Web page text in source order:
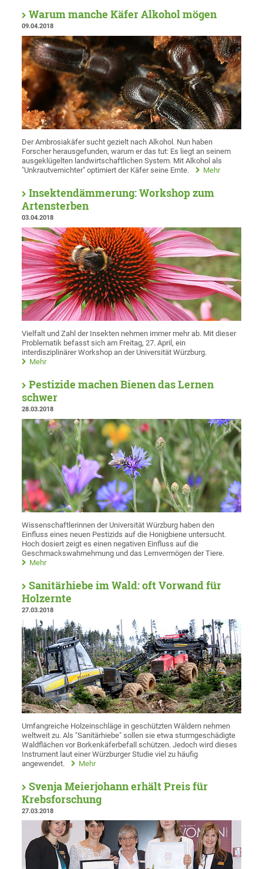
Warum manche Käfer Alkohol mögen
09.04.2018
Der Ambrosiakäfer sucht gezielt nach Alkohol. Nun haben
Forscher herausgefunden, warum er das tut: Es liegt an seinem
ausgeklügelten landwirtschaftlichen System. Mit Alkohol als
"Unkrautvernichter" optimiert der Käfer seine Ernte.
Mehr
Insektendämmerung: Workshop zum
Artensterben
03.04.2018
Vielfalt und Zahl der Insekten nehmen immer mehr ab. Mit dieser
Problematik befasst sich am Freitag, 27. April, ein
interdisziplinärer Workshop an der Universität Würzburg.
Mehr
Pestizide machen Bienen das Lernen
schwer
28.03.2018
Wissenschaftlerinnen der Universität Würzburg haben den
Einfluss eines neuen Pestizids auf die Honigbiene untersucht.
Hoch dosiert zeigt es einen negativen Einfluss auf die
Geschmackswahrnehmung und das Lernvermögen der Tiere.
Mehr
Sanitärhiebe im Wald: oft Vorwand für
Holzernte
27.03.2018
Umfangreiche Holzeinschläge in geschützten Wäldern nehmen
weltweit zu. Als "Sanitärhiebe" sollen sie etwa sturmgeschädigte
Waldflächen vor Borkenkäferbefall schützen. Jedoch wird dieses
Instrument laut einer Würzburger Studie viel zu häufig
angewendet.
Mehr
Svenja Meierjohann erhält Preis für
Krebsforschung
27.03.2018